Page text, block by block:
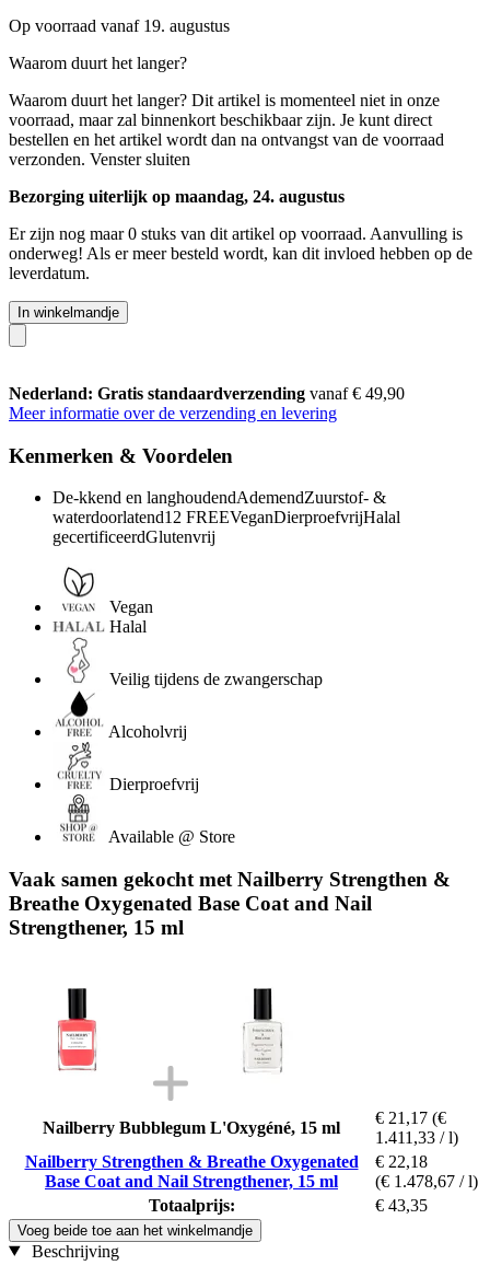
Op voorraad vanaf 19. augustus
Waarom duurt het langer?
Waarom duurt het langer? Dit artikel is momenteel niet in onze
voorraad, maar zal binnenkort beschikbaar zijn. Je kunt direct
bestellen en het artikel wordt dan na ontvangst van de voorraad
verzonden. Venster sluiten
Bezorging uiterlijk op maandag, 24. augustus
Er zijn nog maar 0 stuks van dit artikel op voorraad. Aanvulling is
onderweg! Als er meer besteld wordt, kan dit invloed hebben op de
leverdatum.
In winkelmandje
Nederland: Gratis standaardverzending vanaf € 49,90
Meer informatie over de verzending en levering
Kenmerken & Voordelen
De-kkend en langhoudendAdemendZuurstof- &
waterdoorlatend12 FREEVeganDierproefvrijHalal
gecertificeerdGlutenvrij
Vegan
Halal
Veilig tijdens de zwangerschap
Alcoholvrij
Dierproefvrij
Available @ Store
Vaak samen gekocht met Nailberry Strengthen &
Breathe Oxygenated Base Coat and Nail
Strengthener, 15 ml
Nailberry Bubblegum L'Oxygéné, 15 ml
€ 21,17 (€
1.411,33 / l)
Nailberry Strengthen & Breathe Oxygenated
Base Coat and Nail Strengthener, 15 ml
€ 22,18
(€ 1.478,67 / l)
Totaalprijs:
€ 43,35
Voeg beide toe aan het winkelmandje
Beschrijving